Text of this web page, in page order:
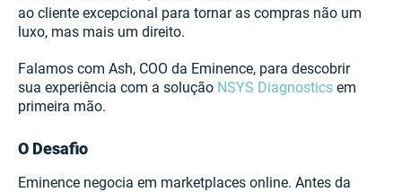
ao cliente excepcional para tornar as compras não um
luxo, mas mais um direito.
Falamos com Ash, COO da Eminence, para descobrir
sua experiência com a solução NSYS Diagnostics em
primeira mão.
O Desafio
Eminence negocia em marketplaces online. Antes da